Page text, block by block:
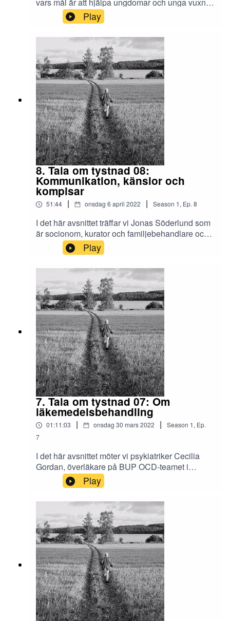
vars mål är att hjälpa ungdomar och unga vuxna
med selektiv mutism, Hör projektledarna
Johanna Syrén och Ebba Zettergren prata om
varför projektet kom till och varför det
behövs.Redigering och klipp: Teresia Viska.
Musik: Ballad de Bleu/Björn Twerin.Lyssna
högre! är ett Arvsfondsprojekt hos föreningen
Tala om tystnad.
Play
8. Tala om tystnad 08:
Kommunikation, känslor och
kompisar
51:44 | onsdag 6 april 2022 | Season 1, Ep. 8
I det här avsnittet träffar vi Jonas Söderlund som
är socionom, kurator och familjebehandlare och
har jobbat länge på BRIS om vikten av att
bemöta varje barn på ett bekräftande sätt. Vi
pratade också om vikten av att våga prata om
känslor och hur man är en bra kompis till någon
som inte vågar prata. Redigering och klipp:
Teresia Viska. Musik: Ballad de Bleu/Björn
Twerin. Tala om tystnad är ett Arvsfondsprojekt
hos Lokomotiv Bollnäs i samarbete med ABF.
Play
7. Tala om tystnad 07: Om
läkemedelsbehandling
01:11:03 | onsdag 30 mars 2022 | Season 1, Ep.
7
I det här avsnittet möter vi psykiatriker Cecilia
Gordan, överläkare på BUP OCD-teamet i
Stockholm. Vi pratar om läkemedelsbehandling
och om selektiv mutism i kombination med
autism. Tack Cecilia för din stora kunskap och
värdefulla information! Redigering och klipp:
Teresia Viska. Musik: Ballad de Bleu/Björn
Twerin. Tala om tystnad är ett Arvsfondsprojekt
hos Lokomotiv Bollnäs i samarbete med ABF.
Play